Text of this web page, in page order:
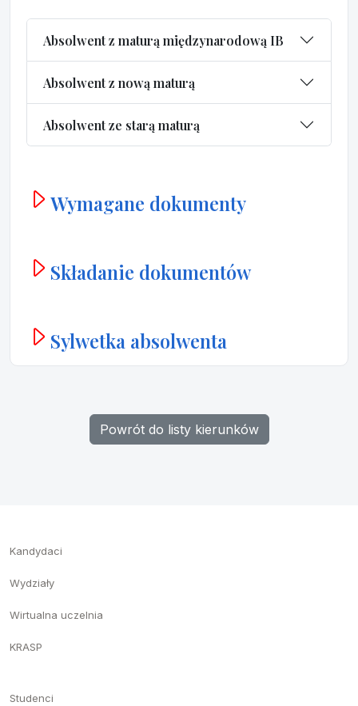
Absolwent z maturą międzynarodową IB
Absolwent z nową maturą
Absolwent ze starą maturą
Wymagane dokumenty
Składanie dokumentów
Sylwetka absolwenta
Powrót do listy kierunków
Kandydaci
Wydziały
Wirtualna uczelnia
KRASP
Studenci